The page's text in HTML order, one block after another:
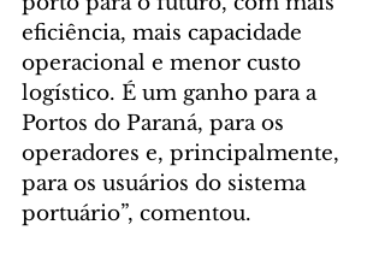
eficiência, mais capacidade
operacional e menor custo
logístico. É um ganho para a
Portos do Paraná, para os
operadores e, principalmente,
para os usuários do sistema
portuário”, comentou.